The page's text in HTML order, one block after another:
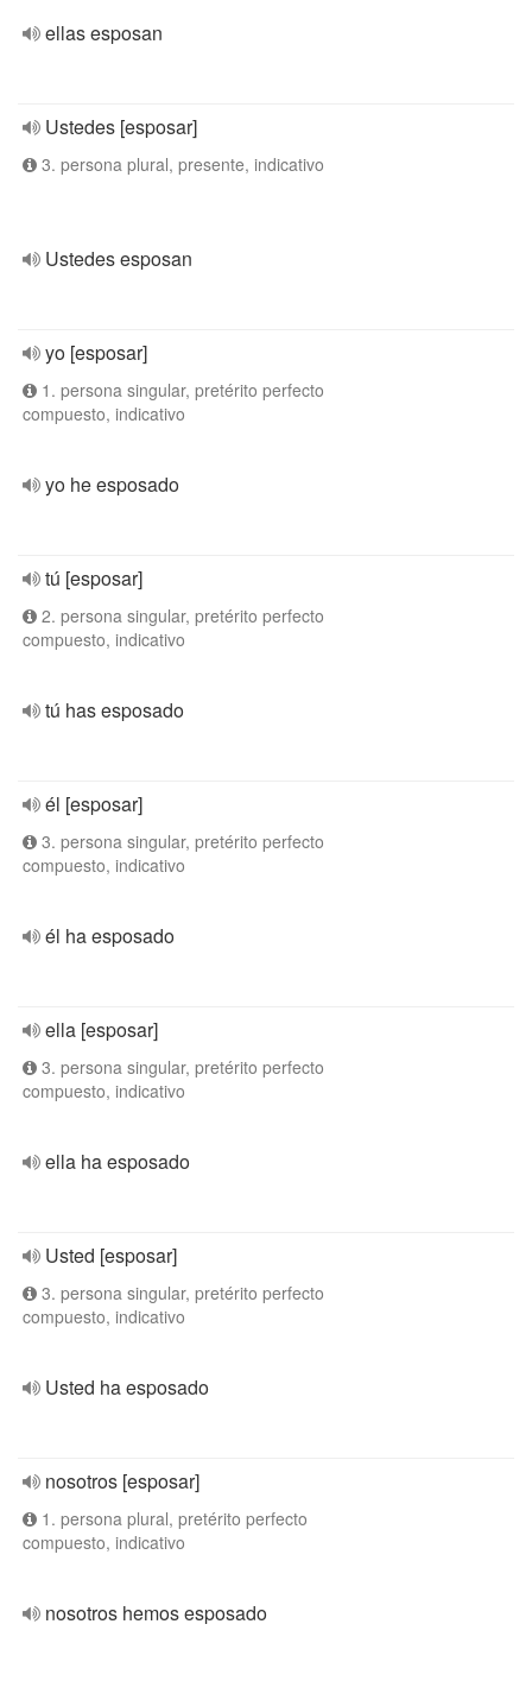
ellas esposan
Ustedes [esposar]
3. persona plural, presente, indicativo
Ustedes esposan
yo [esposar]
1. persona singular, pretérito perfecto
compuesto, indicativo
yo he esposado
tú [esposar]
2. persona singular, pretérito perfecto
compuesto, indicativo
tú has esposado
él [esposar]
3. persona singular, pretérito perfecto
compuesto, indicativo
él ha esposado
ella [esposar]
3. persona singular, pretérito perfecto
compuesto, indicativo
ella ha esposado
Usted [esposar]
3. persona singular, pretérito perfecto
compuesto, indicativo
Usted ha esposado
nosotros [esposar]
1. persona plural, pretérito perfecto
compuesto, indicativo
nosotros hemos esposado